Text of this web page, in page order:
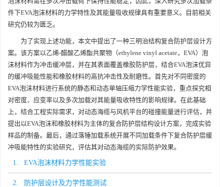
件下EVA泡沫材料的力学特性及其能量吸收规律具有重要意义。目前相关
研究仍较为匮乏。
为了实现上述功能，本文中提出了一种三明治结构复合防护层设计方
案。该方案以乙烯-醋酸乙烯酯共聚物（ethylene vinyl acetate，EVA）泡
沫材料作为冲击缓冲层，并在其表面覆盖橡胶防护层，结合EVA泡沫优异
的缓冲吸能性能和橡胶材料的高抗冲击性及耐磨性。首先对不同密度的
EVA泡沫材料进行系统的静态和动态单轴压缩力学性能实验，重点探究相
对密度、应变率以及多次加载对其能量吸收特性的影响规律。在此基础
上，结合工程实际需求，对动态海缆与风机平台的碰撞能量进行评估，并
提出以EVA泡沫和橡胶材料为主体的复合防护层结构设计方案，完成实验
样品的制备。最后，通过落锤加载系统开展不同加载条件下复合防护层缓
冲吸能特性的实验研究，评估其对动态海缆的实际防护效果。
1. EVA泡沫材料力学性能实验
2. 防护层设计及力学性能测试